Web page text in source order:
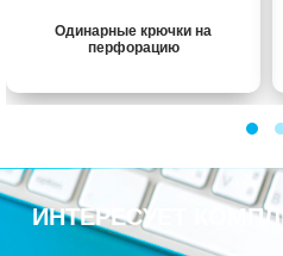
Одинарные крючки на
перфорацию
ИНТЕРЕСУЕТ